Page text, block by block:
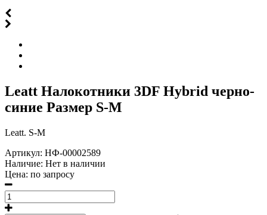
Leatt Налокотники 3DF Hybrid черно-
синие Размер S-M
Leatt. S-M
Артикул: НФ-00002589
Наличие: Нет в наличии
Цена: по запросу